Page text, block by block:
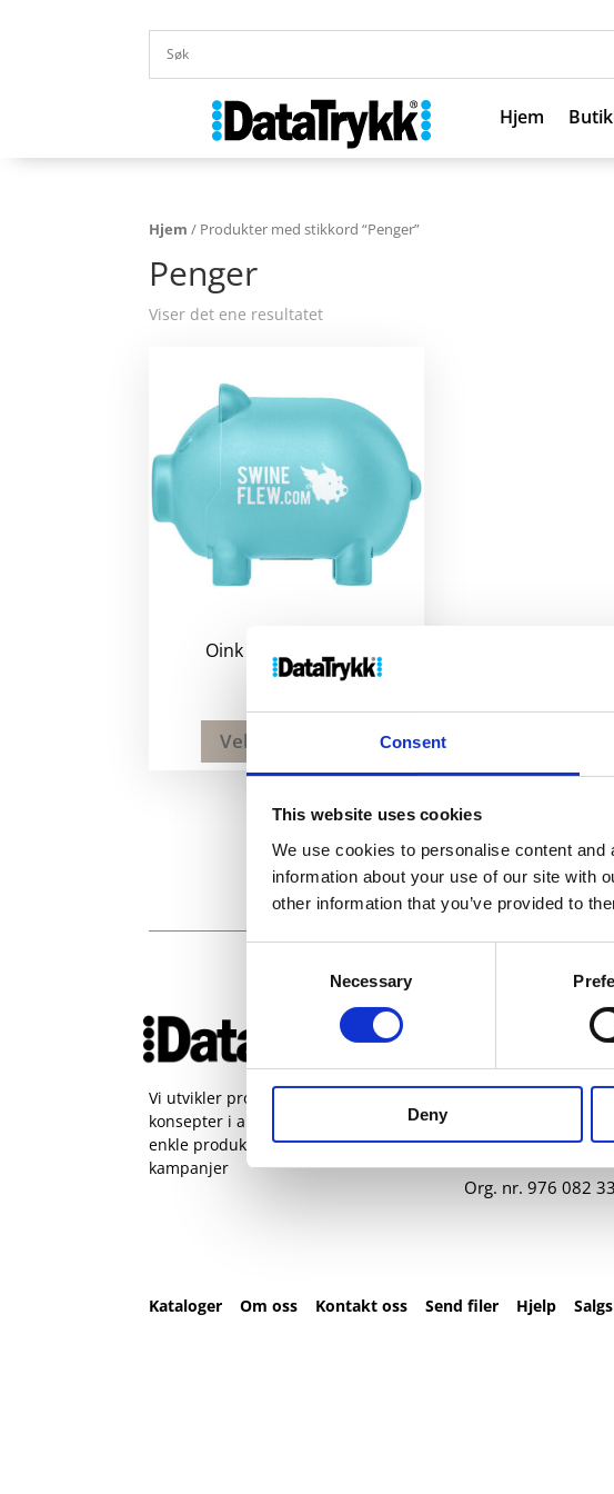
Consent
This website uses cookies
We use cookies to personalise content
information about your use of our site with
other information that you’ve provided to
Necessary
Deny
Hjem
Hjem
Hjem / Produkter med stikkord “Penger”
Penger
Viser det ene resultatet
Oink liten sparegris
52kr
Velg alternativ
Vi utvikler produkter og
konsepter i alle kanaler – Alt fra
enkle produkter til sammensatte
kampanjer
Sjøhagen 2, 4016
Org. nr. 976 082
Kataloger Om oss Kontakt oss Send filer Hjelp